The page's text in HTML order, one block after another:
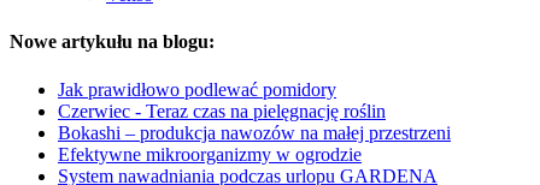
Nowe artykułu na blogu:
Jak prawidłowo podlewać pomidory
Czerwiec - Teraz czas na pielęgnację roślin
Bokashi – produkcja nawozów na małej przestrzeni
Efektywne mikroorganizmy w ogrodzie
System nawadniania podczas urlopu GARDENA